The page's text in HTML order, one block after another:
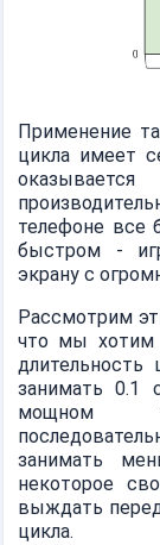
Применение
цикла имеет
телефоне все
быстром -
экрану с
Рассмотрим
что мы хотим
длительность
занимать 0.1
мощном
занимать
некоторое
выждать
цикла.